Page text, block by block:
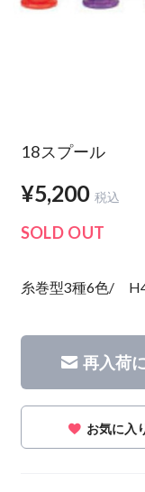
18スプール
¥5,200 税込
SOLD OUT
糸巻型3種6色/
再入荷
お気に入